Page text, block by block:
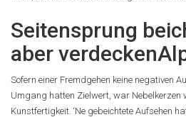
Seitensprung
aber
Sofern einer Fremdgehen keine negativen
Umgang hatten Zielwert, war Nebelkerzen
Kunstfertigkeit. ‘Ne gebeichtete Aufsehen